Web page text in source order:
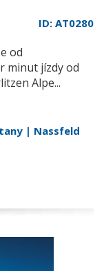
ID: AT0280
od
minut jízdy od
Alpe...
| Nassfeld